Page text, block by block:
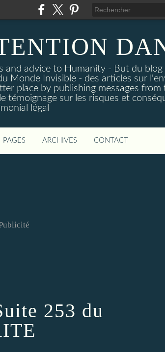
and advice to Humanity - But du
Monde Invisible - des articles sur
place by publishing messages from
témoignage sur les risques et
légal
PAGES ARCHIVES CONTACT
253 du